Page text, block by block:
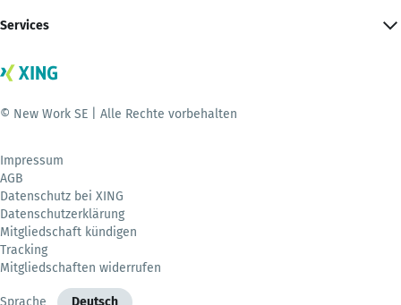
Services
© New Work SE | Alle Rechte vorbehalten
Impressum
AGB
Datenschutz bei XING
Datenschutzerklärung
Mitgliedschaft kündigen
Tracking
Mitgliedschaften widerrufen
Sprache Deutsch